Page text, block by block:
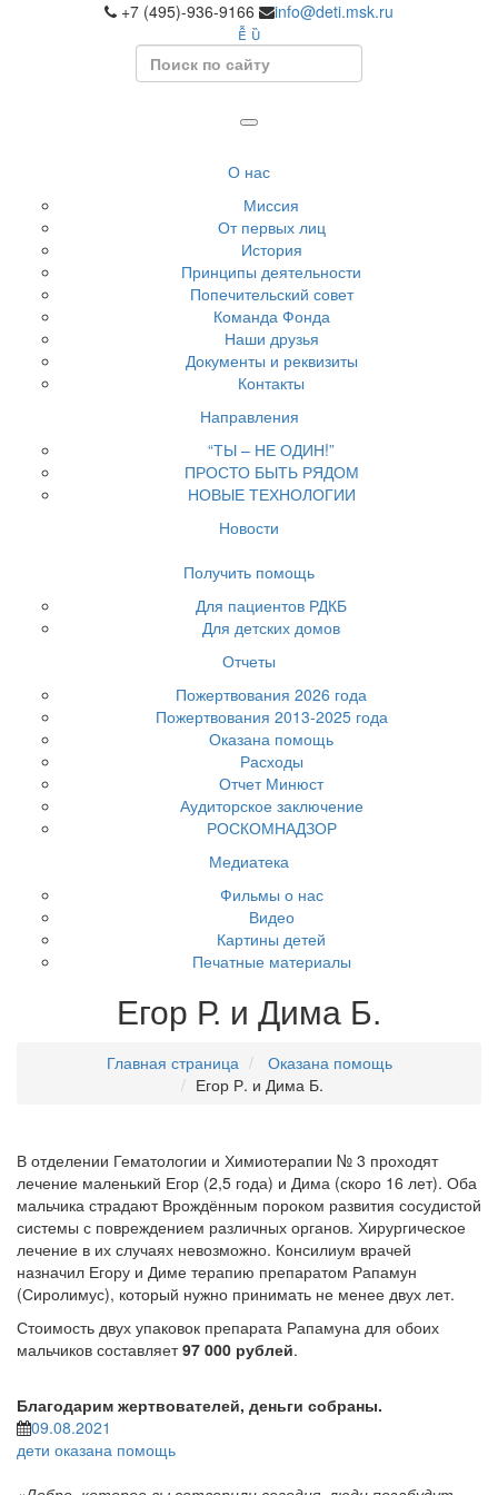
+7 (495)-936-9166 info@deti.msk.ru
Search
О нас
Миссия
От первых лиц
История
Принципы деятельности
Попечительский совет
Команда Фонда
Наши друзья
Документы и реквизиты
Контакты
Направления
“ТЫ – НЕ ОДИН!”
ПРОСТО БЫТЬ РЯДОМ
НОВЫЕ ТЕХНОЛОГИИ
Новости
Получить помощь
Для пациентов РДКБ
Для детских домов
Отчеты
Пожертвования 2026 года
Пожертвования 2013-2025 года
Оказана помощь
Расходы
Отчет Минюст
Аудиторское заключение
РОСКОМНАДЗОР
Медиатека
Фильмы о нас
Видео
Картины детей
Печатные материалы
Егор Р. и Дима Б.
Главная страница
Оказана помощь
Егор Р. и Дима Б.
В отделении Гематологии и Химиотерапии № 3 проходят
лечение маленький Егор (2,5 года) и Дима (скоро 16 лет). Оба
мальчика страдают Врождённым пороком развития сосудистой
системы с повреждением различных органов. Хирургическое
лечение в их случаях невозможно. Консилиум врачей
назначил Егору и Диме терапию препаратом Рапамун
(Сиролимус), который нужно принимать не менее двух лет.
Стоимость двух упаковок препарата Рапамуна для обоих
мальчиков составляет97 000 рублей.
Благодарим жертвователей, деньги собраны.
09.08.2021
дети оказана помощь